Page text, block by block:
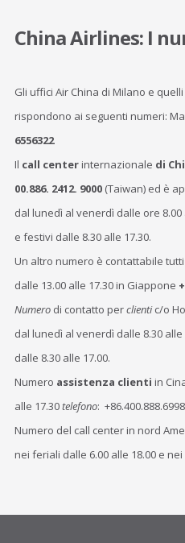
China Airlines: I
Gli uffici Air China di Milano e
rispondono ai seguenti numeri:
6556322
Il call centerinternazionale di
00.886. 2412. 9000(Taiwan) ed è
dal lunedì al venerdì dalle ore
e festivi dalle 8.30 alle 17.30.
Un altro numero è contattabile tutti
dalle 13.00 alle 17.30 in Giappone
Numerodi contatto perclientic/o
dal lunedì al venerdì dalle 8.30
dalle 8.30 alle 17.00.
Numero assistenza clienti in
alle 17.30telefono:
Numero del call center in nord
nei feriali dalle 6.00 alle 18.00 e